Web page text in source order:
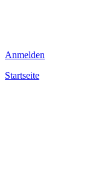
Anmelden
Startseite